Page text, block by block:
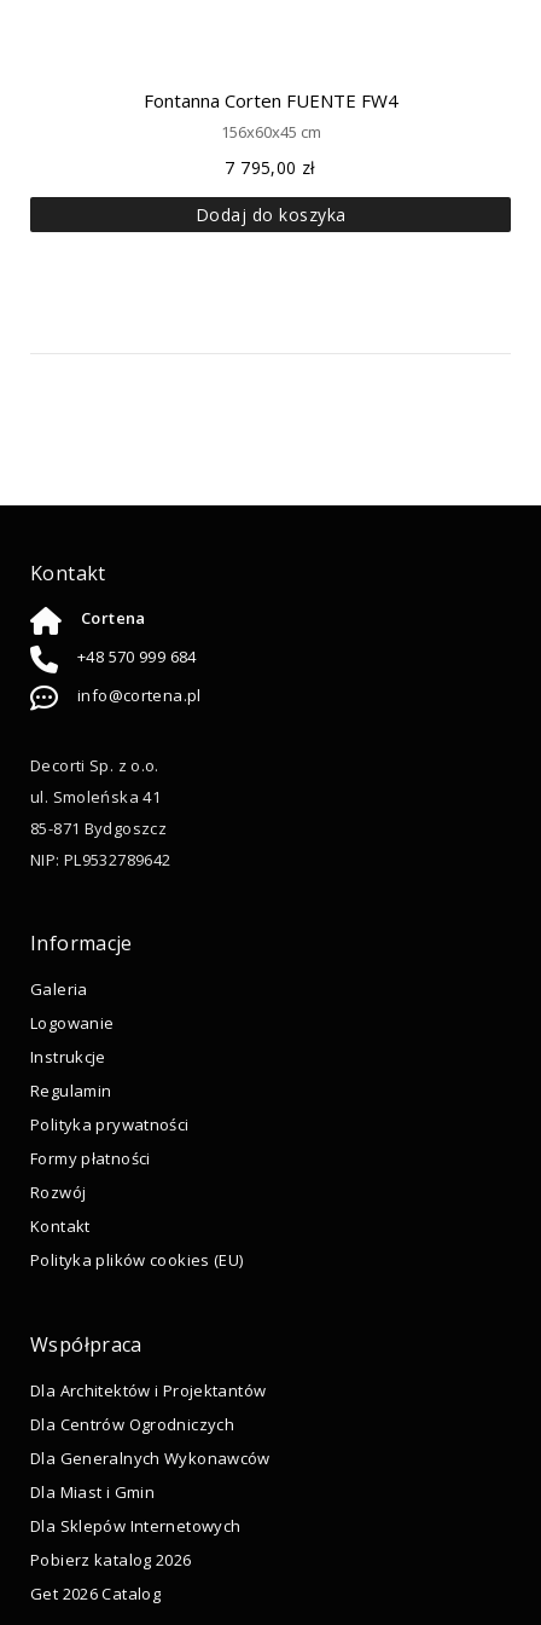
Fontanna Corten FUENTE FW4
156x60x45 cm
7 795,00 zł
Dodaj do koszyka
Kontakt
Cortena
+48 570 999 684
info@cortena.pl
Decorti Sp. z o.o.
ul. Smoleńska 41
85-871 Bydgoszcz
NIP: PL9532789642
Informacje
Galeria
Logowanie
Instrukcje
Regulamin
Polityka prywatności
Formy płatności
Rozwój
Kontakt
Polityka plików cookies (EU)
Współpraca
Dla Architektów i Projektantów
Dla Centrów Ogrodniczych
Dla Generalnych Wykonawców
Dla Miast i Gmin
Dla Sklepów Internetowych
Pobierz katalog 2026
Get 2026 Catalog